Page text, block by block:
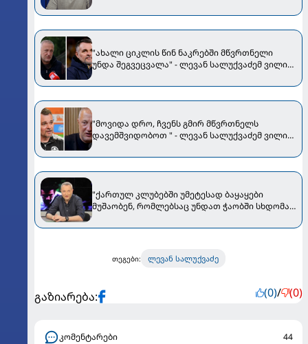
"ახალი ციკლის წინ ნაკრებში მწვრთნელი
უნდა შეგვეცვალა" - ლევან სალუქვაძემ ვილი
"მოვიდა დრო, ჩვენს გმირ მწვრთნელს
დავემშვიდობოთ " - ლევან სალუქვაძემ ვილი
"ქართულ კლუბებში უმეტესად ბაყაყები
მუშაობენ, რომლებსაც უნდათ ჭაობში სხდომა"
ფეხბურთზე ისაუბრა
თეგები: ლევან სალუქვაძე
გაზიარება: (0)/ (0)
კომენტარები 44